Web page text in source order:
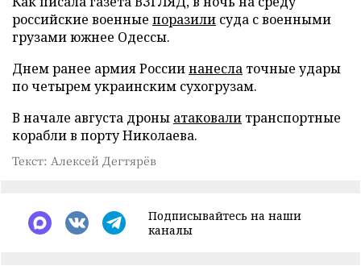
российские военные поразили суда с военными
грузами южнее Одессы.
Днем ранее армия Россиинанесла точные удары
по четырем украинским сухогрузам.
В начале августа дроны атаковали транспортные
корабли в порту Николаева.
Текст: Алексей Дегтярёв
Подписывайтесь на наши
каналы